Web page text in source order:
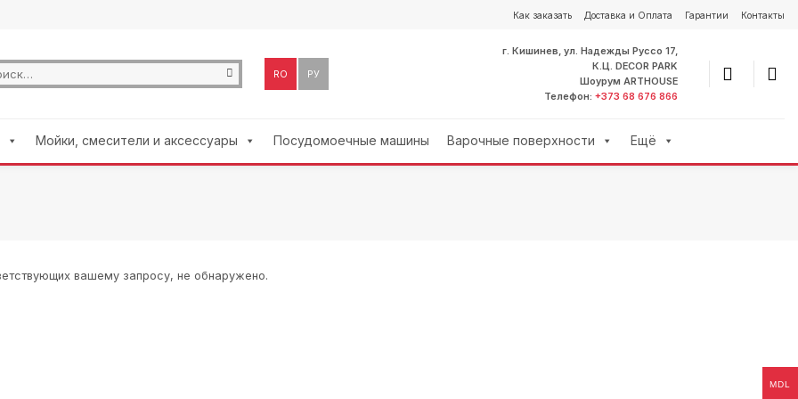
Как заказать Доставка и Оплата Гарантии Контакты
RO РУ
г. Кишинев, ул. Надежды Руссо 17,
К.Ц. DECOR PARK
Шоурум ARTHOUSE
Телефон: +373 68 676 866
Мойки, смесители и аксессуары Посудомоечные машины Варочные поверхности Ещё
вашему запросу, не обнаружено.
MDL